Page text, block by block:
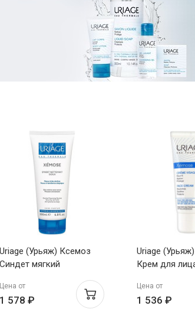
Uriage (Урьяж) Ксемоз
Синдет мягкий
гель-крем для детей и
взрослых 200 мл
Цена от
1 578 ₽
Uriage
Крем для
Цена от
1 536 ₽